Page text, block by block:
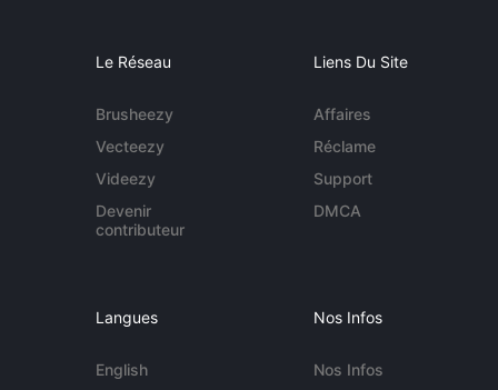
Le Réseau
Brusheezy
Vecteezy
Videezy
Devenir
contributeur
Liens Du Site
Affaires
Réclame
Support
DMCA
Langues
English
Nos Infos
Nos Infos